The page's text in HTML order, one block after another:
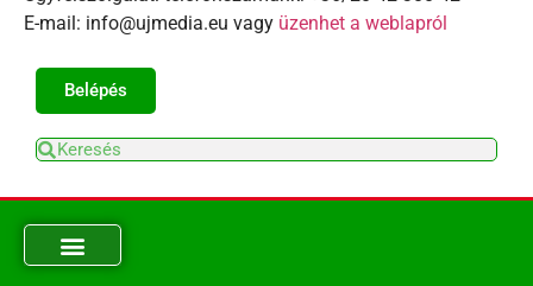
E-mail: info@ujmedia.eu vagy üzenhet a weblapról
Belépés